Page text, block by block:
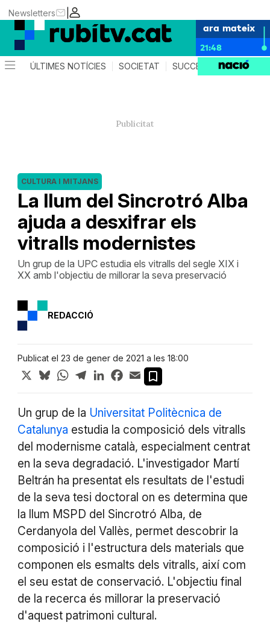
|
Newsletters
ara mateix
21:48
ÚLTIMES NOTÍCIES SOCIETAT SUCCESSOS
La llum del Sincrotró Alba
ajuda a desxifrar els
vitralls modernistes
CULTURA I MITJANS
Un grup de la UPC estudia els vitralls del segle XIX i
XX amb l'objectiu de millorar la seva preservació
REDACCIÓ
Publicat el 23 de gener de 2021 a les 18:00
X BlueskyWhatsApp
TelegramLinkedInFacebook
Email
Un grup de la Universitat Politècnica de
Catalunya estudia la composició dels vitralls
del modernisme català, especialment centrat
en la seva degradació. L'investigador Martí
Beltrán ha presentat els resultats de l'estudi
de la seva tesi doctoral on es determina que
la llum MSPD del Sincrotró Alba, de
Cerdanyola del Vallès, permet descobrir la
composició i l'estructura dels materials que
componen els esmalts dels vitralls, així com
el seu estat de conservació. L'objectiu final
de la recerca és millorar la preservació
d'aquest patrimoni cultural.